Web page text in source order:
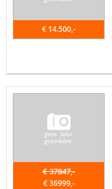
€ 14.500,-
€ 37847,-
€ 36999,-